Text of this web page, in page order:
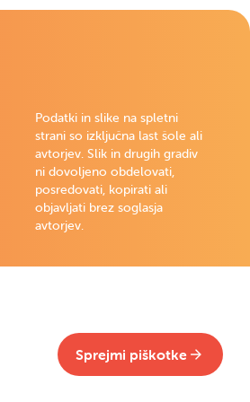
Podatki in slike na spletni
strani so izključna last šole ali
avtorjev. Slik in drugih gradiv
ni dovoljeno obdelovati,
posredovati, kopirati ali
objavljati brez soglasja
avtorjev.
Sprejmi piškotke